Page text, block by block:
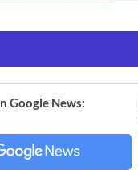
Google News: